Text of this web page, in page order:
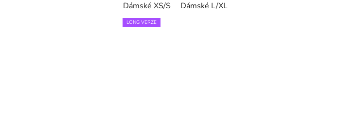
Dámské XS/S Dámské L/XL
LONG VERZE